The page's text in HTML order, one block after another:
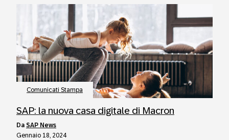
Comunicati Stampa
SAP: la nuova casa digitale di Macron
da SAP News
Gennaio 18, 2024